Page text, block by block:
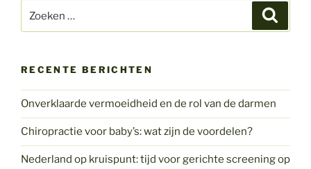
naar:
RECENTE BERICHTEN
Onverklaarde vermoeidheid en de rol van de darmen
Chiropractie voor baby’s: wat zijn de voordelen?
Nederland op kruispunt: tijd voor gerichte screening op